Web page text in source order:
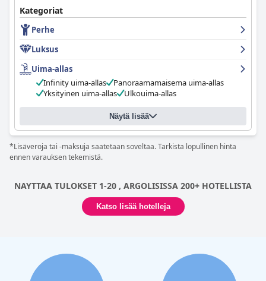
on hieman vaihtelevaa, sillä joissakin tiloissa on parantamisen
varaa, mutta toiset vieraat pitävät huoneitaan siisteinä ja hyvin
hoidettuina. Hotellin wifi on yleinen ongelma, mutta useat
jotkut vieraat arvostelevat hotellia siitä, ettei se täytä 5 tähden
luokitustaan, suurin osa arvostelijoista kuvailee oleskeluaan
erinomaiseksi ja paratiisimaiseksi. Kaiken kaikkiaan
Palace Hotel & Villason kaunis ja elegantti hotelli, jossa
kannattaa yöpyä.
Kategoriat
Perhe
Luksus
Uima-allas
Infinity uima-allas
Panoraamamaisema uima-allas
Yksityinen uima-allas
Ulkouima-allas
Näytä lisää
*Lisäveroja tai -maksuja saatetaan soveltaa. Tarkista lopullinen hinta
ennen varauksen tekemistä.
NAYTTAA TULOKSET 1-20 , ARGOLISISSA 200+ HOTELLISTA
Katso lisää hotelleja